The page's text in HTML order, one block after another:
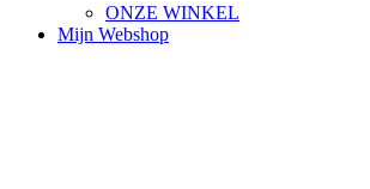
ONZE WINKEL
Mijn Webshop